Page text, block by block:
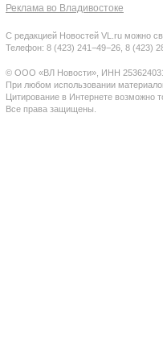
Реклама во Владивостоке
С редакцией Новостей VL.ru можно
Телефон: 8 (423) 241−49−26, 8 (423)
© ООО «ВЛ Новости», ИНН
При любом использовании
Цитирование в Интернете возможно
Все права защищены.